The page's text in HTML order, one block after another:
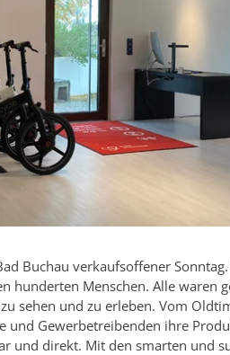
Buchau verkaufsoffener
hunderten Menschen. Alle waren
sehen und zu erleben. Vom
und Gewerbetreibenden ihre
und direkt. Mit den smarten und